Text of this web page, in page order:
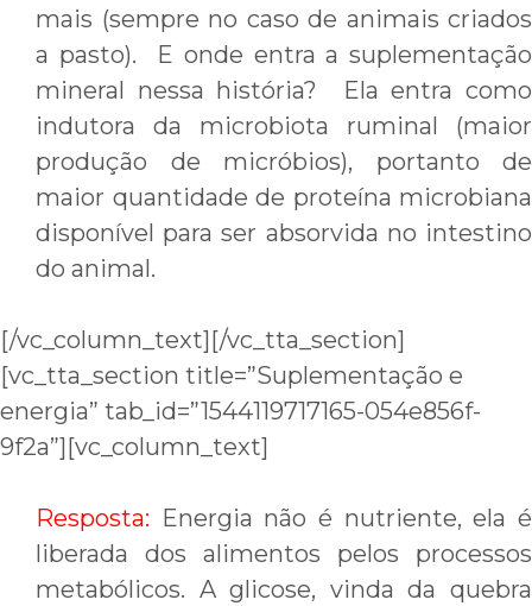
mais (sempre no caso de animais criados
a pasto). E onde entra a suplementação
mineral nessa história? Ela entra como
indutora da microbiota ruminal (maior
produção de micróbios), portanto de
maior quantidade de proteína microbiana
disponível para ser absorvida no intestino
do animal.
[/vc_column_text][/vc_tta_section]
[vc_tta_section title=”Suplementação e
energia” tab_id=”1544119717165-054e856f-
9f2a”][vc_column_text]
Resposta:
Energia não é nutriente, ela é
liberada dos alimentos pelos processos
metabólicos. A glicose, vinda da quebra